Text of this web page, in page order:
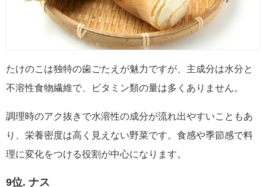
たけのこは独特の歯ごたえが魅力ですが、主成分は水分と
不溶性食物繊維で、ビタミン類の量は多くありません。
調理時のアク抜きで水溶性の成分が流れ出やすいこともあ
り、栄養密度は高く見えない野菜です。食感や季節感で料
理に変化をつける役割が中心になります。
9位. ナス